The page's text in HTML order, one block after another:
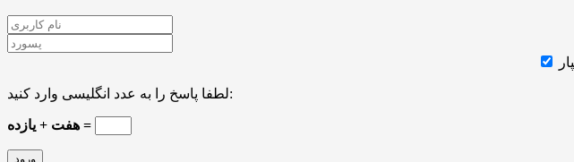
لطفا پاسخ را به عدد انگلیسی وارد کنید:
هفت + یازده =